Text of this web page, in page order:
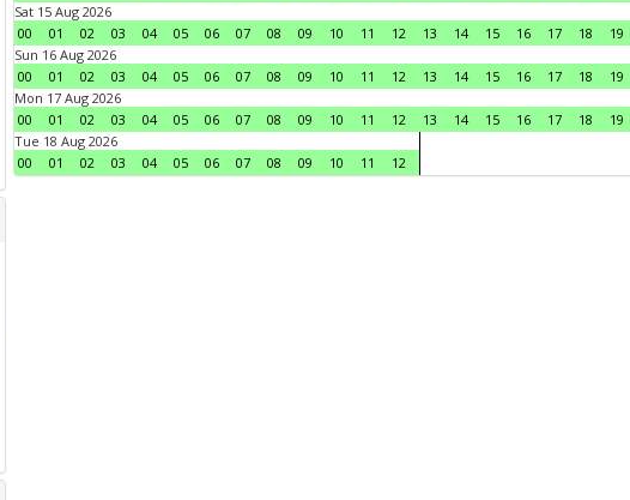
Sat 15 Aug 2026
00
01 02 03 04 05 06 07 08 09 10 11 12 13 14 15 16 17 18 19
Sun 16 Aug 2026
00
01 02 03 04 05 06 07 08 09 10 11 12 13 14 15 16 17 18 19
Mon 17 Aug 2026
00
01 02 03 04 05 06 07 08 09 10 11 12 13 14 15 16 17 18 19
Tue 18 Aug 2026
00
01 02 03 04 05 06 07 08 09 10 11 12